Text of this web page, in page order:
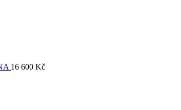
16 600 Kč